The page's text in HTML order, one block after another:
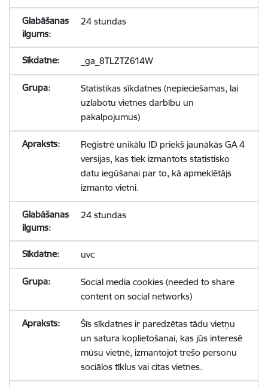
24 stundas
_ga_8TLZTZ614W
Statistikas sīkdatnes (nepieciešamas, lai
uzlabotu vietnes darbību un
pakalpojumus)
Reģistrē unikālu ID priekš jaunākās GA 4
versijas, kas tiek izmantots statistisko
datu iegūšanai par to, kā apmeklētājs
izmanto vietni.
24 stundas
uvc
Social media cookies (needed to share
content on social networks)
Šīs sīkdatnes ir paredzētas tādu vietņu
un satura koplietošanai, kas jūs interesē
mūsu vietnē, izmantojot trešo personu
sociālos tīklus vai citas vietnes.